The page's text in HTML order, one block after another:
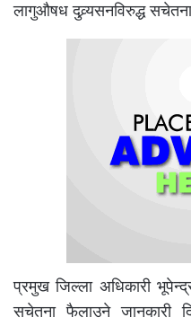
लागुऔषध दुव्र्यसनविरुद्ध
प्रमुख जिल्ला अधिकारी
सचेतना फैलाउने जानकारी